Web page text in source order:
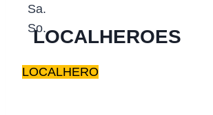
Sa.
So.
LOCALHEROES
LOCALHERO